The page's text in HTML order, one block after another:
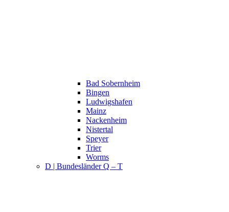
Bad Sobernheim
Bingen
Ludwigshafen
Mainz
Nackenheim
Nistertal
Speyer
Trier
Worms
D | Bundesländer Q – T